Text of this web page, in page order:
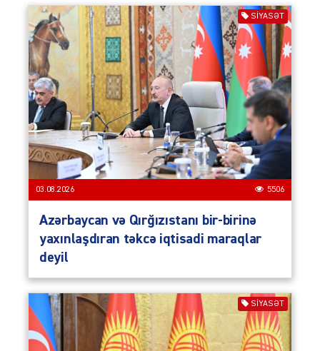
SIYASƏT
03.08.2026 5506
Azərbaycan və Qırğızıstanı bir-birinə
yaxınlaşdıran təkcə iqtisadi maraqlar
deyil
SIYASƏT